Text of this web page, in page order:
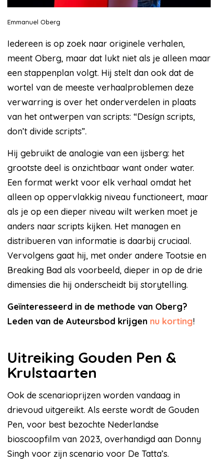
Emmanuel Oberg
Iedereen is op zoek naar originele verhalen,
meent Oberg, maar dat lukt niet als je alleen maar
een stappenplan volgt. Hij stelt dan ook dat de
wortel van de meeste verhaalproblemen deze
verwarring is over het onderverdelen in plaats
van het ontwerpen van scripts: “Desígn scripts,
don’t divide scripts”.
Hij gebruikt de analogie van een ijsberg: het
grootste deel is onzichtbaar want onder water.
Een format werkt voor elk verhaal omdat het
alleen op oppervlakkig niveau functioneert, maar
als je op een dieper niveau wilt werken moet je
anders naar scripts kijken. Het managen en
distribueren van informatie is daarbij cruciaal.
Vervolgens gaat hij, met onder andere Tootsie en
Breaking Bad als voorbeeld, dieper in op de drie
dimensies die hij onderscheidt bij storytelling.
Geïnteresseerd in de methode van Oberg?
Leden van de Auteursbod krijgen nu korting!
Uitreiking Gouden Pen &
Krulstaarten
Ook de scenarioprijzen worden vandaag in
drievoud uitgereikt. Als eerste wordt de Gouden
Pen, voor best bezochte Nederlandse
bioscoopfilm van 2023, overhandigd aan Donny
Singh voor zijn scenario voor De Tatta’s.